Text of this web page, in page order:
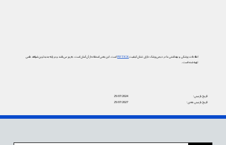
اطلاعات پزشکی و بهداشتی ما در دیجی‌پزشک دارای نشان کیفیتPIF TICKاست. این یعنی استفاده از آن آسان است، به‌روز می‌باشد و بر پایه جدیدترین شواهد علمی
تهیه شده است.
25/07/2024
تاریخ بازبینی:
25/07/2027
تاریخ بازبینی بعدی: